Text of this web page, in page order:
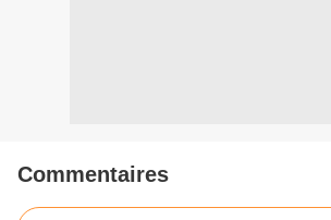
Commentaires